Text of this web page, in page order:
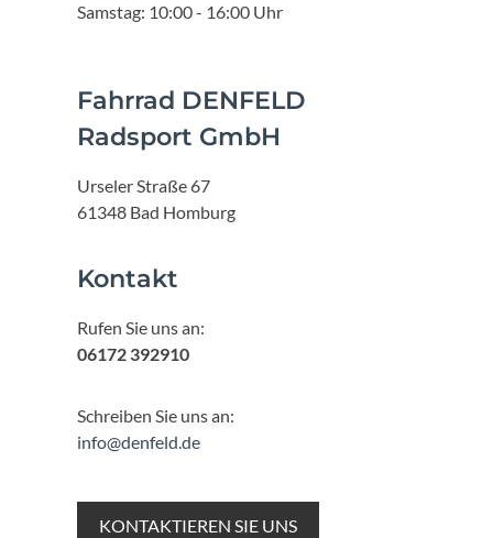
Samstag: 10:00 - 16:00 Uhr
Fahrrad DENFELD
Radsport GmbH
Urseler Straße 67
61348 Bad Homburg
Kontakt
Rufen Sie uns an:
06172 392910
Schreiben Sie uns an:
info@denfeld.de
KONTAKTIEREN SIE UNS